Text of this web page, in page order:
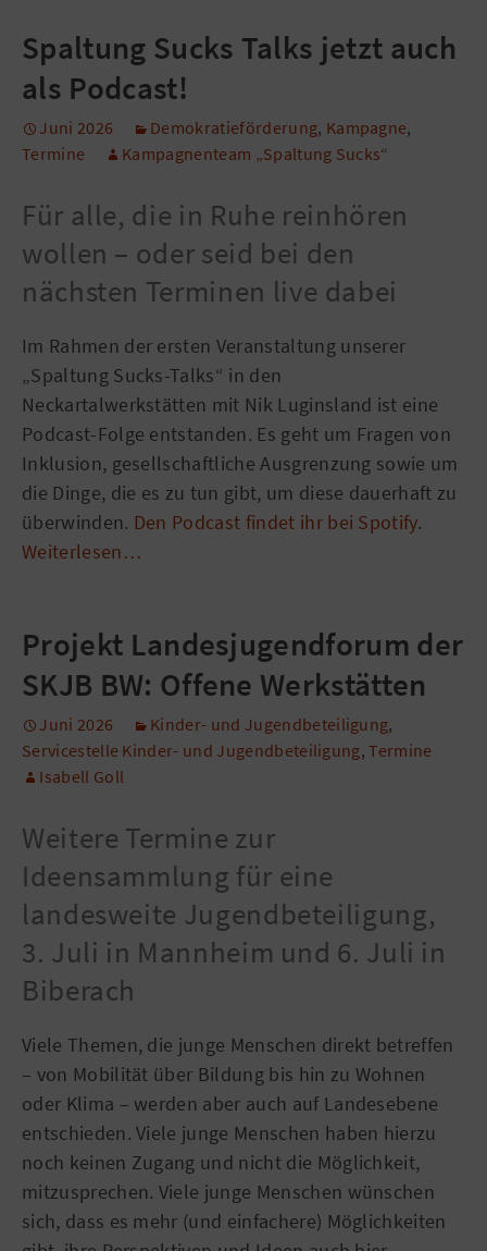
Spaltung Sucks Talks jetzt auch
als Podcast!
Juni 2026 Demokratieförderung, Kampagne,
Termine
Kampagnenteam „Spaltung Sucks“
Für alle, die in Ruhe reinhören
wollen – oder seid bei den
nächsten Terminen live dabei
Im Rahmen der ersten Veranstaltung unserer
„Spaltung Sucks-Talks“ in den
Neckartalwerkstätten mit Nik Luginsland ist eine
Podcast-Folge entstanden. Es geht um Fragen von
Inklusion, gesellschaftliche Ausgrenzung sowie um
die Dinge, die es zu tun gibt, um diese dauerhaft zu
überwinden. Den Podcast findet ihr bei Spotify.
Weiterlesen…
Projekt Landesjugendforum der
SKJB BW: Offene Werkstätten
Juni 2026 Kinder- und Jugendbeteiligung,
Servicestelle Kinder- und Jugendbeteiligung,Termine
Isabell Goll
Weitere Termine zur
Ideensammlung für eine
landesweite Jugendbeteiligung,
3. Juli in Mannheim und 6. Juli in
Biberach
Viele Themen, die junge Menschen direkt betreffen
– von Mobilität über Bildung bis hin zu Wohnen
oder Klima – werden aber auch auf Landesebene
entschieden. Viele junge Menschen haben hierzu
noch keinen Zugang und nicht die Möglichkeit,
mitzusprechen. Viele junge Menschen wünschen
sich, dass es mehr (und einfachere) Möglichkeiten